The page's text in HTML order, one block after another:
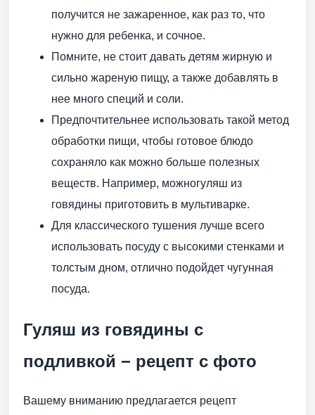
получится не зажаренное, как раз то, что
нужно для ребенка, и сочное.
Помните, не стоит давать детям жирную и
сильно жареную пищу, а также добавлять в
нее много специй и соли.
Предпочтительнее использовать такой метод
обработки пищи, чтобы готовое блюдо
сохраняло как можно больше полезных
веществ. Например, можногуляш из
говядины приготовить в мультиварке.
Для классического тушения лучше всего
использовать посуду с высокими стенками и
толстым дном, отлично подойдет чугунная
посуда.
Гуляш из говядины с
подливкой − рецепт с фото
Вашему вниманию предлагается рецепт